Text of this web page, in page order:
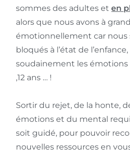
sommes des adultes eten
alors que nous avons à
émotionnellement car nous
bloqués à l’état de
soudainement les émotions
,12 ans … !
Sortir du rejet, de la honte,
émotions et du mental
soit guidé, pour pouvoir
nouvelles ressources en